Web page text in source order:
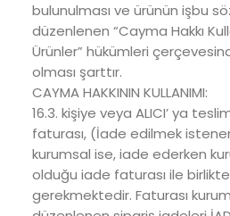
bulunulması ve ürünün işbu
düzenlenen “Cayma Hakkı
Ürünler” hükümleri
olması şarttır.
CAYMA HAKKININ KULLANIMI:
16.3. kişiye veya ALICI’ ya
faturası, (İade edilmek
kurumsal ise, iade ederken
olduğu iade faturası ile
gerekmektedir. Faturası